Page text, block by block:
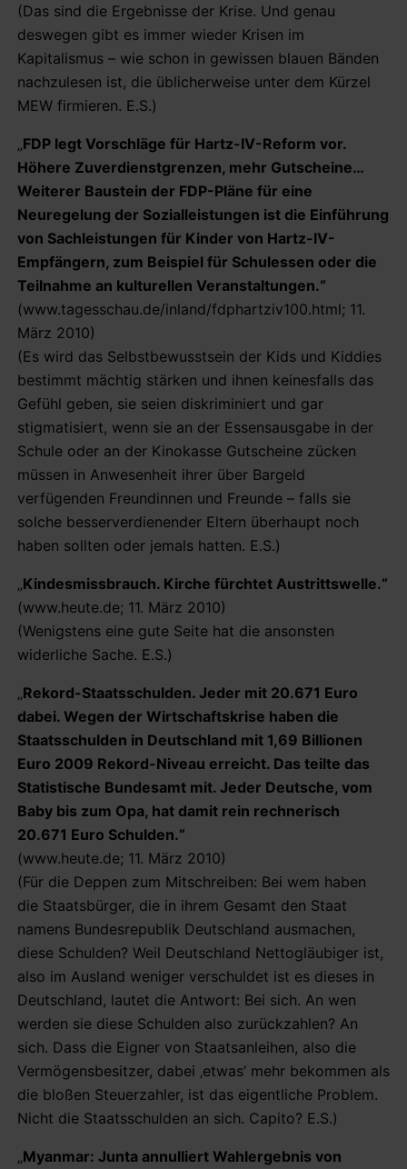
(Das sind die Ergebnisse der Krise. Und genau
deswegen gibt es immer wieder Krisen im
Kapitalismus – wie schon in gewissen blauen Bänden
nachzulesen ist, die üblicherweise unter dem Kürzel
MEW firmieren. E.S.)
„FDP legt Vorschläge für Hartz-IV-Reform vor.
Höhere Zuverdienstgrenzen, mehr Gutscheine…
Weiterer Baustein der FDP-Pläne für eine
Neuregelung der Sozialleistungen ist die Einführung
von Sachleistungen für Kinder von Hartz-IV-
Empfängern, zum Beispiel für Schulessen oder die
Teilnahme an kulturellen Veranstaltungen.“
(www.tagesschau.de/inland/fdphartziv100.html; 11.
März 2010)
(Es wird das Selbstbewusstsein der Kids und Kiddies
bestimmt mächtig stärken und ihnen keinesfalls das
Gefühl geben, sie seien diskriminiert und gar
stigmatisiert, wenn sie an der Essensausgabe in der
Schule oder an der Kinokasse Gutscheine zücken
müssen in Anwesenheit ihrer über Bargeld
verfügenden Freundinnen und Freunde – falls sie
solche besserverdienender Eltern überhaupt noch
haben sollten oder jemals hatten. E.S.)
„Kindesmissbrauch. Kirche fürchtet Austrittswelle.“
(www.heute.de; 11. März 2010)
(Wenigstens eine gute Seite hat die ansonsten
widerliche Sache. E.S.)
„Rekord-Staatsschulden. Jeder mit 20.671 Euro
dabei. Wegen der Wirtschaftskrise haben die
Staatsschulden in Deutschland mit 1,69 Billionen
Euro 2009 Rekord-Niveau erreicht. Das teilte das
Statistische Bundesamt mit. Jeder Deutsche, vom
Baby bis zum Opa, hat damit rein rechnerisch
20.671 Euro Schulden.“
(www.heute.de; 11. März 2010)
(Für die Deppen zum Mitschreiben: Bei wem haben
die Staatsbürger, die in ihrem Gesamt den Staat
namens Bundesrepublik Deutschland ausmachen,
diese Schulden? Weil Deutschland Nettogläubiger ist,
also im Ausland weniger verschuldet ist es dieses in
Deutschland, lautet die Antwort: Bei sich. An wen
werden sie diese Schulden also zurückzahlen? An
sich. Dass die Eigner von Staatsanleihen, also die
Vermögensbesitzer, dabei ‚etwas’ mehr bekommen als
die bloßen Steuerzahler, ist das eigentliche Problem.
Nicht die Staatsschulden an sich. Capito? E.S.)
„Myanmar: Junta annulliert Wahlergebnis von